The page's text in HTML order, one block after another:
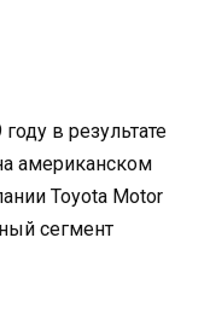
в результате
американском
Toyota Motor
сегмент